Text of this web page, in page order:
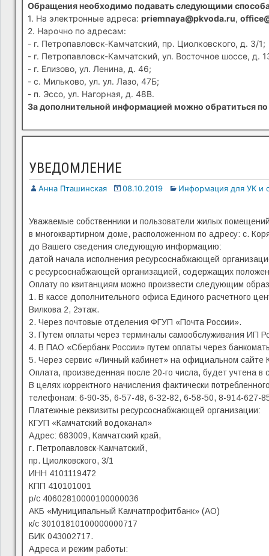
Обращения необходимо подавать следующими
1. На электронные адреса: priemnaya@pkvoda.ru,
2. Нарочно по адресам:
- г. Петропавловск-Камчатский, пр. Циолковского, д. 3/1;
- г. Петропавловск-Камчатский, ул. Восточное шоссе, д.
- г. Елизово, ул. Ленина, д. 46;
- с. Мильково, ул. ул. Лазо, 47Б;
- п. Эссо, ул. Нагорная, д. 48В.
За дополнительной информацией можно обратиться
УВЕДОМЛЕНИЕ
Анна Пташинская 08.10.2019 Информация для УК и
Уважаемые собственники и пользователи жилых
в многоквартирном доме, расположенном по адресу: с.
до Вашего сведения следующую информацию:
датой начала исполнения ресурсоснабжающей
с ресурсоснабжающей организацией, содержащих
Оплату по квитанциям можно произвести следующим
1. В кассе дополнительного офиса Единого расчетного
Вилкова 2, 2этаж.
2. Через почтовые отделения ФГУП «Почта России».
3. Путем оплаты через терминалы самообслуживания
4. В ПАО «Сбербанк России» путем оплаты через
5. Через сервис «Личный кабинет» на официальном сайте
Оплата, произведенная после 20-го числа, будет учтена
В целях корректного начисления фактически
телефонам: 6-90-35, 6-57-48, 6-32-82, 6-58-50, 8-914-627-
Платежные реквизиты ресурсоснабжающей организации:
КГУП «Камчатский водоканал»
Адрес: 683009, Камчатский край,
г. Петропавловск-Камчатский,
пр. Циолковского, 3/1
ИНН 4101119472
КПП 410101001
р/с 40602810000100000036
АКБ «Муниципальный Камчатпрофитбанк» (АО)
к/с 30101810100000000717
БИК 043002717.
Адреса и режим работы: